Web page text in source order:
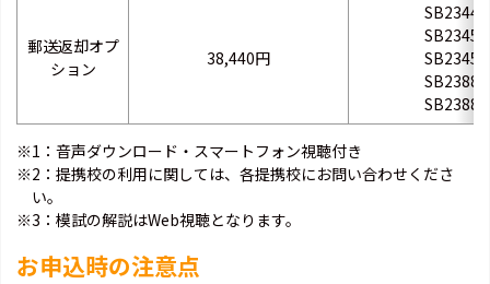
郵送返却オプ
ション
38,440円
SB23442
SB23452
SB23453
SB23881
SB23882
※1：音声ダウンロード・スマートフォン視聴付き
※2：提携校の利用に関しては、各提携校にお問い合わせくださ
い。
※3：模試の解説はWeb視聴となります。
お申込時の注意点